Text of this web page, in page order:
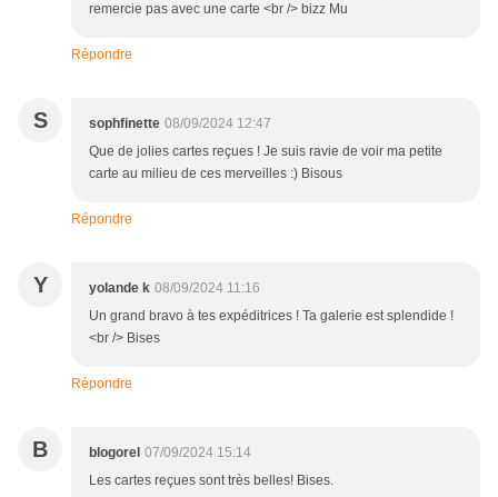
remercie pas avec une carte <br /> bizz Mu
Répondre
S sophfinette 08/09/2024 12:47
Que de jolies cartes reçues ! Je suis ravie de voir ma petite
carte au milieu de ces merveilles :) Bisous
Répondre
Y yolande k 08/09/2024 11:16
Un grand bravo à tes expéditrices ! Ta galerie est splendide !
<br /> Bises
Répondre
B blogorel 07/09/2024 15:14
Les cartes reçues sont très belles! Bises.